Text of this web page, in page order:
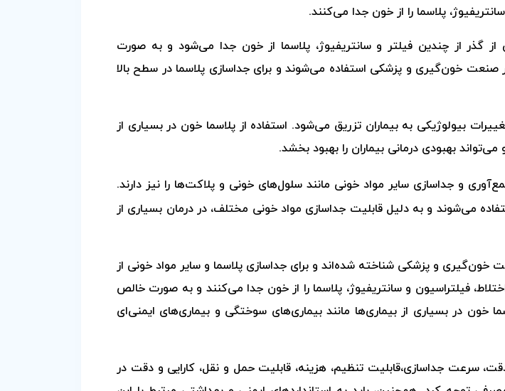
پلاسما را از خون جدا می‌کنند.
گذر از چندین فیلتر و سانتریفیوژ، پلاسما از خون جدا می‌شود و به صورت
صنعت خون‌گیری و پزشکی استفاده می‌شوند و برای جداسازی پلاسما در سطح بالا
بیولوژیکی به بیماران تزریق می‌شود. استفاده از پلاسما خون در بسیاری از
بهبودی درمانی بیماران را بهبود بخشد.
و جداسازی سایر مواد خونی مانند سلول‌های خونی و پلاکت‌ها را نیز دارند.
می‌شوند و به دلیل قابلیت جداسازی مواد خونی مختلف، در درمان بسیاری از
خون‌گیری و پزشکی شناخته شده‌اند و برای جداسازی پلاسما و سایر مواد خونی از
فیلتراسیون و سانتریفیوژ، پلاسما را از خون جدا می‌کنند و به صورت خالص
خون در بسیاری از بیماری‌ها مانند بیماری‌های سوختگی و بیماری‌های ایمنی‌ای
سرعت جداسازی،قابلیت تنظیم، هزینه، قابلیت حمل و نقل، کارایی و دقت در